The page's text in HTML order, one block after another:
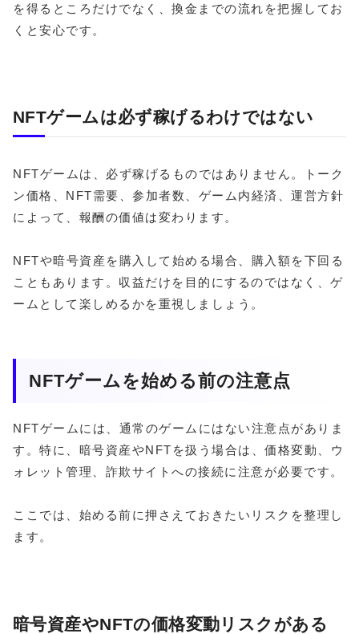
を得るところだけでなく、換金までの流れを把握してお
くと安心です。
NFTゲームは必ず稼げるわけではない
NFTゲームは、必ず稼げるものではありません。トーク
ン価格、NFT需要、参加者数、ゲーム内経済、運営方針
によって、報酬の価値は変わります。
NFTや暗号資産を購入して始める場合、購入額を下回る
こともあります。収益だけを目的にするのではなく、ゲ
ームとして楽しめるかを重視しましょう。
NFTゲームを始める前の注意点
NFTゲームには、通常のゲームにはない注意点がありま
す。特に、暗号資産やNFTを扱う場合は、価格変動、ウ
ォレット管理、詐欺サイトへの接続に注意が必要です。
ここでは、始める前に押さえておきたいリスクを整理し
ます。
暗号資産やNFTの価格変動リスクがある